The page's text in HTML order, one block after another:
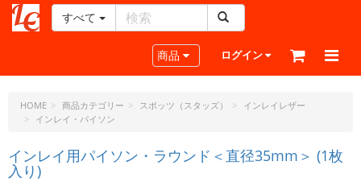
ー
ラ
フ
ド
ッ
すべて
Toggle navigation
商品 ログイン
HOME 商品カテゴリー スポッツ（スタッズ）
インレイレザー
インレイ・パイソン
インレイ用パイソン・ラウンド＜直径35mm＞ (1枚
入り)